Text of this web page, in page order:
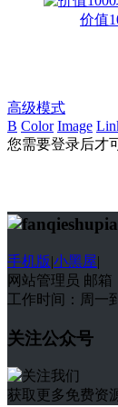
价值
高级模式
B Color Image
您需要登录后才
手机版|小黑屋|
网站管理员 邮箱
工作时间：周一
关注公众号
获取更多免费资